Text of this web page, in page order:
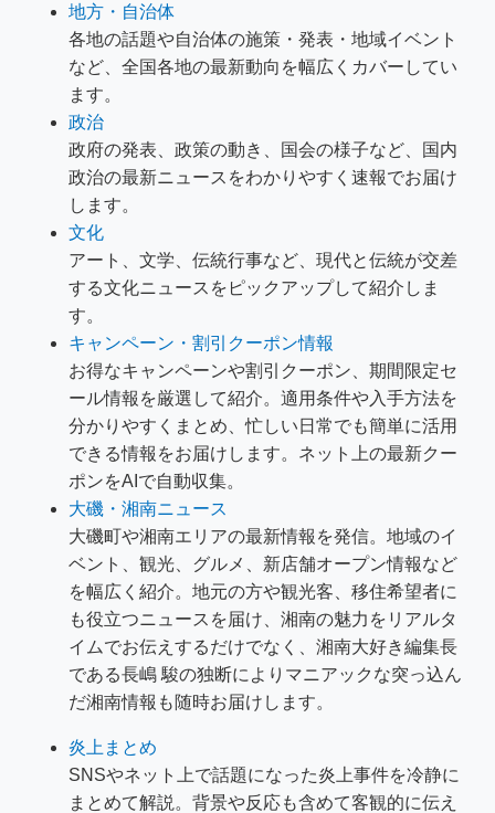
地方・自治体
各地の話題や自治体の施策・発表・地域イベント
など、全国各地の最新動向を幅広くカバーしてい
ます。
政治
政府の発表、政策の動き、国会の様子など、国内
政治の最新ニュースをわかりやすく速報でお届け
します。
文化
アート、文学、伝統行事など、現代と伝統が交差
する文化ニュースをピックアップして紹介しま
す。
キャンペーン・割引クーポン情報
お得なキャンペーンや割引クーポン、期間限定セ
ール情報を厳選して紹介。適用条件や入手方法を
分かりやすくまとめ、忙しい日常でも簡単に活用
できる情報をお届けします。ネット上の最新クー
ポンをAIで自動収集。
大磯・湘南ニュース
大磯町や湘南エリアの最新情報を発信。地域のイ
ベント、観光、グルメ、新店舗オープン情報など
を幅広く紹介。地元の方や観光客、移住希望者に
も役立つニュースを届け、湘南の魅力をリアルタ
イムでお伝えするだけでなく、湘南大好き編集長
である長嶋 駿の独断によりマニアックな突っ込ん
だ湘南情報も随時お届けします。
炎上まとめ
SNSやネット上で話題になった炎上事件を冷静に
まとめて解説。背景や反応も含めて客観的に伝え